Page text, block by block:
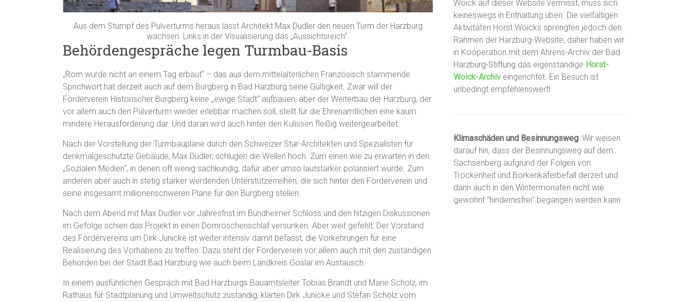
Aus dem Stumpf des Pulverturms heraus lässt Architekt Max Dudler den neuen Turm der Harzburg
wachsen. Links in der Visualisierung das „Aussichtsreich“.
Behördengespräche legen Turmbau-Basis
„Rom wurde nicht an einem Tag erbaut“ – das aus dem mittelalterlichen Französisch stammende
Sprichwort hat derzeit auch auf dem Burgberg in Bad Harzburg seine Gültigkeit. Zwar will der
Förderverein Historischer Burgberg keine „ewige Stadt“ aufbauen, aber der Weiterbau der Harzburg, der
vor allem auch den Pulverturm wieder erlebbar machen soll, stellt für die Ehrenamtlichen eine kaum
mindere Herausforderung dar. Und daran wird auch hinter den Kulissen fleißig weitergearbeitet.
Nach der Vorstellung der Turmbaupläne durch den Schweizer Star-Architekten und Spezialisten für
denkmalgeschützte Gebäude, Max Dudler, schlugen die Wellen hoch. Zum einen wie zu erwarten in den
„Sozialen Medien“, in denen oft wenig sachkundig, dafür aber umso lautstärker polarisiert wurde. Zum
anderen aber auch in stetig stärker werdenden Unterstützerreihen, die sich hinter den Förderverein und
seine insgesamt millionenschweren Pläne für den Burgberg stellen.
Nach dem Abend mit Max Dudler vor Jahresfrist im Bündheimer Schloss und den hitzigen Diskussionen
im Gefolge schien das Projekt in einen Dornröschenschlaf versunken. Aber weit gefehlt: Der Vorstand
des Fördervereins um Dirk Junicke ist weiter intensiv damit befasst, die Vorkehrungen für eine
Realisierung des Vorhabens zu treffen. Dazu steht der Förderverein vor allem auch mit den zuständigen
Behörden bei der Stadt Bad Harzburg wie auch beim Landkreis Goslar im Austausch.
In einem ausführlichen Gespräch mit Bad Harzburgs Bauamtsleiter Tobias Brandt und Marie Scholz, im
Rathaus für Stadtplanung und Umweltschutz zuständig, klärten Dirk Junicke und Stefan Scholz vom
Woick auf dieser Website vermisst, muss sich
keineswegs in Enthaltung üben. Die vielfältigen
Aktivitäten Horst Woicks sprengten jedoch den
Rahmen der Harzburg-Website, daher haben wir
in Kooperation mit dem Ahrens-Archiv der Bad
Harzburg-Stiftung das eigenständige Horst-
Woick-Archiv eingerichtet. Ein Besuch ist
unbedingt empfehlenswert!
Klimaschäden und Besinnungsweg: Wir weisen
darauf hin, dass der Besinnungsweg auf dem
Sachsenberg aufgrund der Folgen von
Trockenheit und Borkenkäferbefall derzeit und
dann auch in den Wintermonaten nicht wie
gewohnt "hindernisfrei" begangen werden kann.